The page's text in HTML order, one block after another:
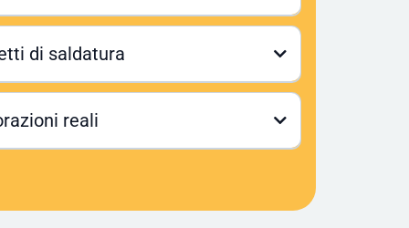
di saldatura
difetti
reali